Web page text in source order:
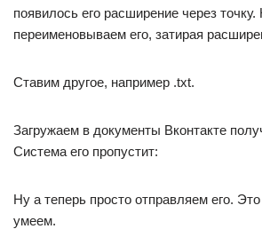
появилось его расширение через
переименовываем его, затирая
Ставим другое, например .txt.
Загружаем в документы Вконтакте
Система его пропустит:
Ну а теперь просто отправляем его.
умеем.